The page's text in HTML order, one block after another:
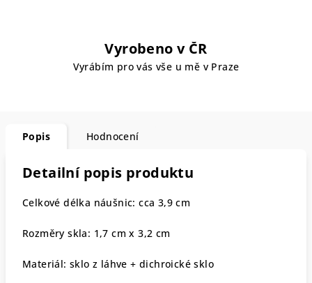
Vyrobeno v ČR
Vyrábím pro vás vše u mě v Praze
Popis Hodnocení
Detailní popis produktu
Celkové délka náušnic: cca 3,9 cm
Rozměry skla: 1,7 cm x 3,2 cm
Materiál: sklo z láhve + dichroické sklo